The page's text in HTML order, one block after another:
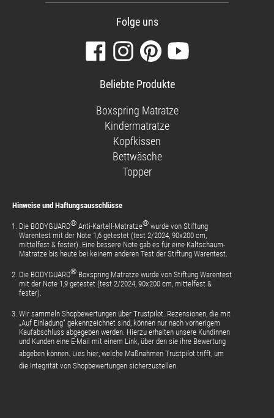
Folge uns
Besuchen
Sie
unsere
Seite
Folgen
Sie
uns
Instagram
Finden
Sie
uns
Pinterest
Sehen
Beliebte Produkte
Boxspring Matratze
Kindermatratze
Kopfkissen
Bettwäsche
Topper
Hinweise und Haftungsausschlüsse
Die BODYGUARD® Anti-Kartell-Matratze® wurde von Stiftung
Warentest mit der Note 1,6 getestet (test 2/2024, 90x200 cm,
mittelfest & fester). Eine bessere Note gab es für eine Kaltschaum-
Matratze bis heute bei keinem anderen Test der Stiftung Warentest.
Die BODYGUARD® Boxspring Matratze wurde von Stiftung Warentest
mit der Note 1,9 getestet (test 2/2024, 90x200 cm, mittelfest &
fester).
Wir sammeln Shopbewertungen über Trustpilot. Rezensionen, die mit
„Auf Einladung“ gekennzeichnet sind, können nur nach vorherigem
Kaufabschluss abgegeben werden. Hierzu erhalten unsere Kundinnen
und Kunden eine E-Mail mit einem Link, über den sie ihre Bewertung
abgeben können. Lies hier, welche Maßnahmen Trustpilot trifft, um
die Integrität von Shopbewertungen sicherzustellen.